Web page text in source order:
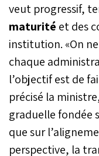
veut progressif,
maturité et des
institution. «On
chaque
l’objectif est de
précisé la
graduelle fondée
que sur
perspective, la